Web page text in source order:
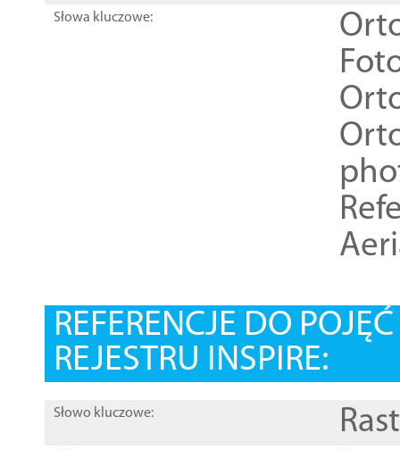
Słowa kluczowe:
REFERENCJE DO
REJESTRU INSPIRE:
Słowo kluczowe: